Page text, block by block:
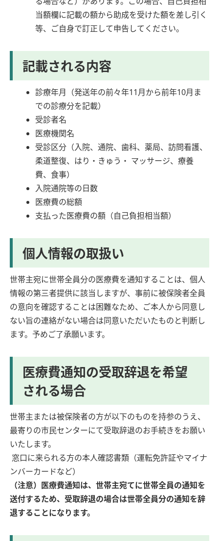
当額欄に記載の額から助成を受けた額を差し引く
等、ご自身で訂正して申告してください。
記載される内容
診療年月（発送年の前々年11月から前年10月ま
での診療分を記載）
受診者名
医療機関名
受診区分（入院、通院、歯科、薬局、訪問看護、
柔道整復、はり・きゅう・ マッサージ、療養
費、食事）
入院通院等の日数
医療費の総額
支払った医療費の額（自己負担相当額）
個人情報の取扱い
世帯主宛に世帯全員分の医療費を通知することは、個人
情報の第三者提供に該当しますが、事前に被保険者全員
の意向を確認することは困難なため、ご本人から同意し
ない旨の連絡がない場合は同意いただいたものと判断し
ます。予めご了承願います。
医療費通知の受取辞退を希望
される場合
世帯主または被保険者の方が以下のものを持参のうえ、
最寄りの市民センターにて受取辞退のお手続きをお願い
いたします。
窓口に来られる方の本人確認書類（運転免許証やマイナ
ンバーカードなど）
（注意）医療費通知は、世帯主宛てに世帯全員の通知を
送付するため、受取辞退の場合は世帯全員分の通知を辞
退することになります。